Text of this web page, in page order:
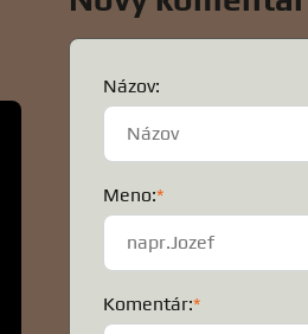
Názov:
Meno:*
Komentár:*